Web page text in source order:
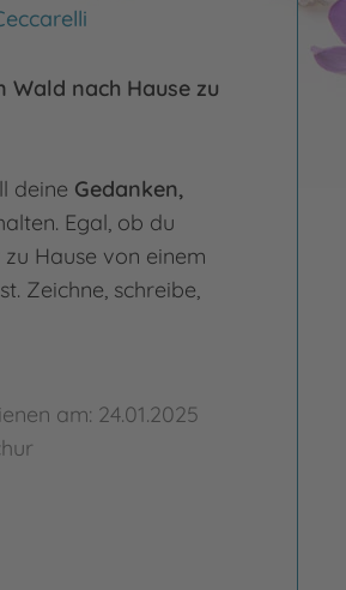
Wald nach Hause zu
deine Gedanken,
Egal, ob du
Hause von einem
Zeichne, schreibe,
am: 24.01.2025